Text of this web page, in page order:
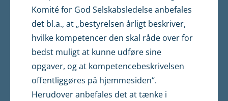
Komité for God Selskabsledelse anbefales
det bl.a., at „bestyrelsen årligt beskriver,
hvilke kompetencer den skal råde over for
bedst muligt at kunne udføre sine
opgaver, og at kompetencebeskrivelsen
offentliggøres på hjemmesiden“.
Herudover anbefales det at tænke i